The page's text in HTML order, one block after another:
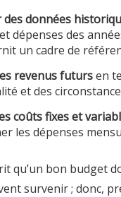
des données
dépenses des
un cadre de
revenus futursen
et des
coûts fixes et
les dépenses
qu’un bon budget
survenir ; donc,